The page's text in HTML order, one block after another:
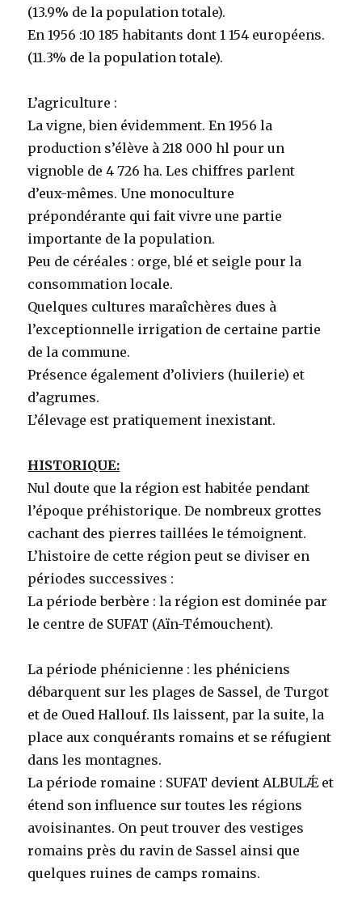
(13.9% de la population totale).
En 1956 :10 185 habitants dont 1 154 européens.
(11.3% de la population totale).
L’agriculture :
La vigne, bien évidemment. En 1956 la
production s’élève à 218 000 hl pour un
vignoble de 4 726 ha. Les chiffres parlent
d’eux-mêmes. Une monoculture
prépondérante qui fait vivre une partie
importante de la population.
Peu de céréales : orge, blé et seigle pour la
consommation locale.
Quelques cultures maraîchères dues à
l’exceptionnelle irrigation de certaine partie
de la commune.
Présence également d’oliviers (huilerie) et
d’agrumes.
L’élevage est pratiquement inexistant.
HISTORIQUE:
Nul doute que la région est habitée pendant
l’époque préhistorique. De nombreux grottes
cachant des pierres taillées le témoignent.
L’histoire de cette région peut se diviser en
périodes successives :
La période berbère : la région est dominée par
le centre de SUFAT (Aïn-Témouchent).
La période phénicienne : les phéniciens
débarquent sur les plages de Sassel, de Turgot
et de Oued Hallouf. Ils laissent, par la suite, la
place aux conquérants romains et se réfugient
dans les montagnes.
La période romaine : SUFAT devient ALBULǼ et
étend son influence sur toutes les régions
avoisinantes. On peut trouver des vestiges
romains près du ravin de Sassel ainsi que
quelques ruines de camps romains.